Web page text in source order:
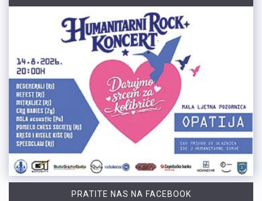
PRATITE NAS NA FACEBOOK